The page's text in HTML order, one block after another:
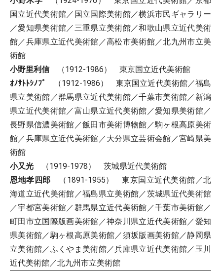
国立近代美術館／国立国際美術館／横浜市民ギャラリー
／愛知県美術館／三重県立美術館／和歌山県立近代美術
館／兵庫県立近代美術館／高松市美術館／北九州市立美
術館
小野里利信（1912-1986） 東京国立近代美術館
ｵﾉｻﾄﾄｼﾉﾌﾞ （1912-1986） 東京国立近代美術館／福島
県立美術館／群馬県立近代美術館／千葉市美術館／新潟
県立近代美術館／富山県立近代美術館／愛知県美術館／
長野県信濃美術館／飯田市美術博物館／駒ヶ根高原美術
館／兵庫県立近代美術館／大分県立芸術会館／宮崎県美
術館
小又光 （1919-1978） 茨城県近代美術館
恩地孝四郎 （1891-1955） 東京国立近代美術館／北
海道立近代美術館／福島県立美術館／茨城県近代美術館
／宇都宮美術館／群馬県立近代美術館／千葉市美術館／
町田市立国際版画美術館／神奈川県立近代美術館／愛知
県美術館／駒ヶ根高原美術館／須坂版画美術館／静岡県
立美術館／ふくやま美術館／兵庫県立近代美術館／玉川
近代美術館／北九州市立美術館